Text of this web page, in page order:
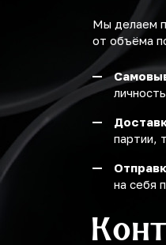
Мы делаем
от объёма
партии,
на себя